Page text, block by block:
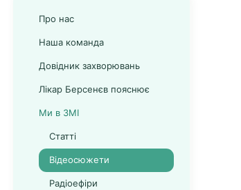
Про нас
Наша команда
Довідник захворювань
Лікар Берсенєв пояснює
Ми в ЗМІ
Статті
Відеосюжети
Радіоефіри